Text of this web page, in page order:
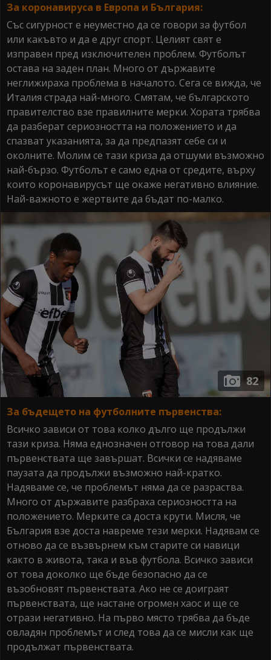
За коронавируса в Европа и България:
Със сигурност е неуместно да се говори за футбол
или какъвто и да е друг спорт. Целият свят е
изправен пред изключителен проблем. Футболът
остава на заден план. Много от държавите
неглижираха проблема в началото. Сега се вижда, че
Италия страда най-много. Смятам, че българското
правителство взе правилните мерки. Хората трябва
да разберат сериозността на положението и да
спазват указанията, за да предпазят себе си и
околните. Молим се тази криза да отшуми възможно
най-бързо. Футболът е само една от средите, върху
които коронавирусът ще окаже негативно влияние.
Най-важното е жертвите да бъдат по-малко.
82
За бъдещето на футболните първенства:
Всичко зависи от това колко дълго ще продължи
тази криза. Няма еднозначен отговор на това дали
първенствата ще завършат. Всички се надяваме
паузата да продължи възможно най-кратко.
Надяваме се, че проблемът няма да се разраства.
Много от държавите разбраха сериозността на
положението. Мерките са доста крути. Мисля, че
България взе доста навреме тези мерки. Надявам се
отново да се възвърнем към старите си навици
както в живота, така и във футбола. Всичко зависи
от това доколко ще бъде безопасно да се
възобновят първенствата. Ако не се доиграят
първенствата, ще настане огромен хаос и ще се
отрази негативно. На първо място трябва да бъде
овладян проблемът и след това да се мисли как ще
продължат първенствата.